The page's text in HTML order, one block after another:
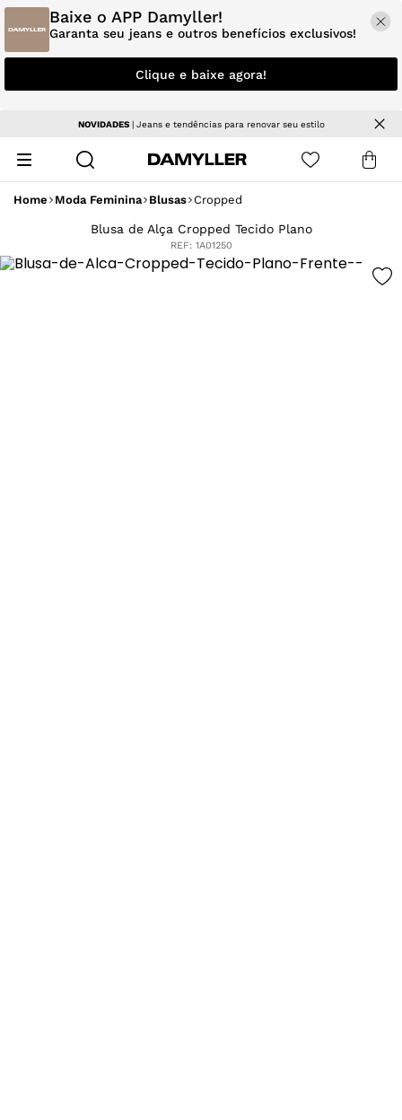
Baixe o APP Damyller!
Garanta seu jeans e outros benefícios exclusivos!
Clique e baixe agora!
Parcele em até 5x sem juros
Home Moda Feminina Blusas Cropped
Blusa de Alça Cropped Tecido Plano
REF: 1A01250